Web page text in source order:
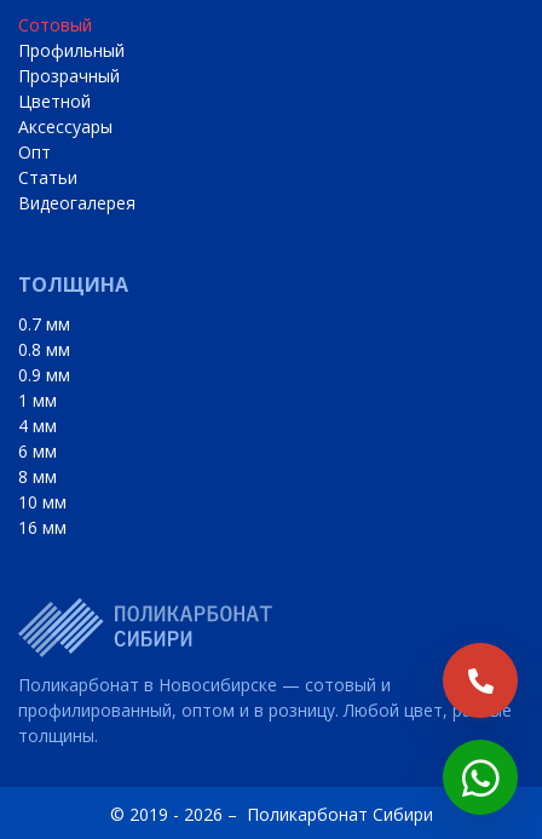
Сотовый
Профильный
Прозрачный
Цветной
Аксессуары
Опт
Статьи
Видеогалерея
ТОЛЩИНА
0.7 мм
0.8 мм
0.9 мм
1 мм
4 мм
6 мм
8 мм
10 мм
16 мм
Поликарбонат в Новосибирске — сотовый и
профилированный, оптом и в розницу. Любой цвет, разные
толщины.
© 2019 - 2026 – Поликарбонат Сибири